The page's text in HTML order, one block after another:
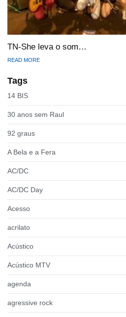
TN-She leva o som…
READ MORE
Tags
14 BIS
30 anos sem Raul
92 graus
A Bela e a Fera
AC/DC
AC/DC Day
Acesso
acrilato
Acústico
Acústico MTV
agenda
agressive rock